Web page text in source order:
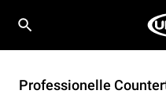
Professionelle